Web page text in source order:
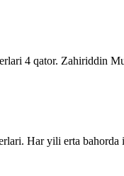
4 qator. Zahiriddin
Har yili erta bahorda